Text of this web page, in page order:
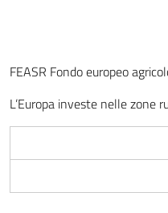
FEASR Fondo europeo
L’Europa investe nelle zone